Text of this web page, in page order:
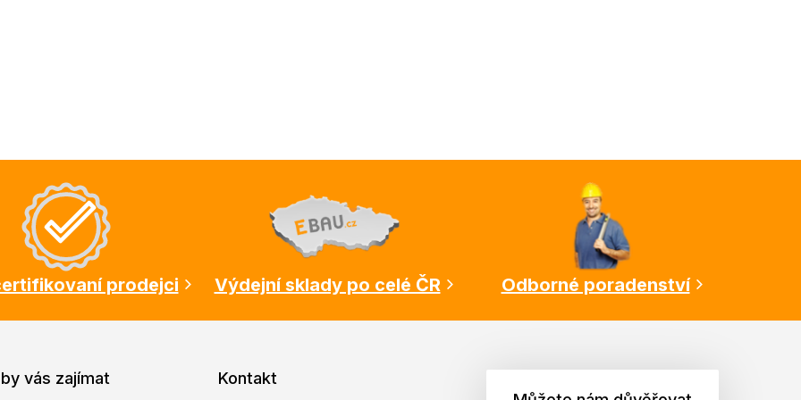
prodejci Výdejní sklady po celé ČR Odborné poradenství
vás zajímat
Kontakt